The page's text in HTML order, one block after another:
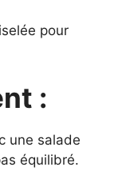
pour
:
une salade
équilibré.